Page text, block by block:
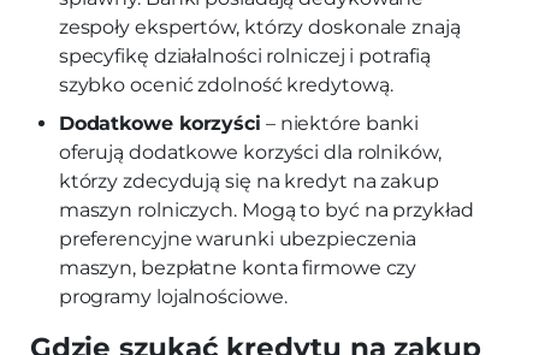
zespoły ekspertów, którzy doskonale znają
specyfikę działalności rolniczej i potrafią
szybko ocenić zdolność kredytową.
Dodatkowe korzyści – niektóre banki
oferują dodatkowe korzyści dla rolników,
którzy zdecydują się na kredyt na zakup
maszyn rolniczych. Mogą to być na przykład
preferencyjne warunki ubezpieczenia
maszyn, bezpłatne konta firmowe czy
programy lojalnościowe.
Gdzie szukać kredytu na zakup